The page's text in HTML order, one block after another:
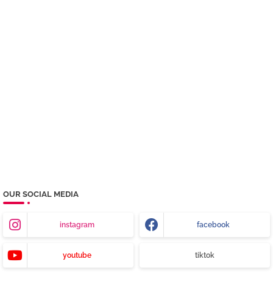
OUR SOCIAL MEDIA
instagram facebook
youtube tiktok